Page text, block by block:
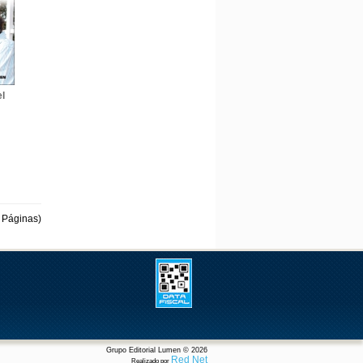
Grupo Editorial Lumen © 2026
Realizado por Red Net